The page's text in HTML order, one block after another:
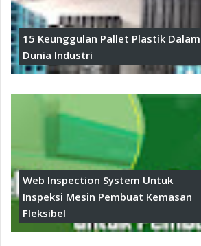
15 Keunggulan Pallet Plastik Dalam
Dunia Industri
Web Inspection System Untuk
Inspeksi Mesin Pembuat Kemasan
Fleksibel